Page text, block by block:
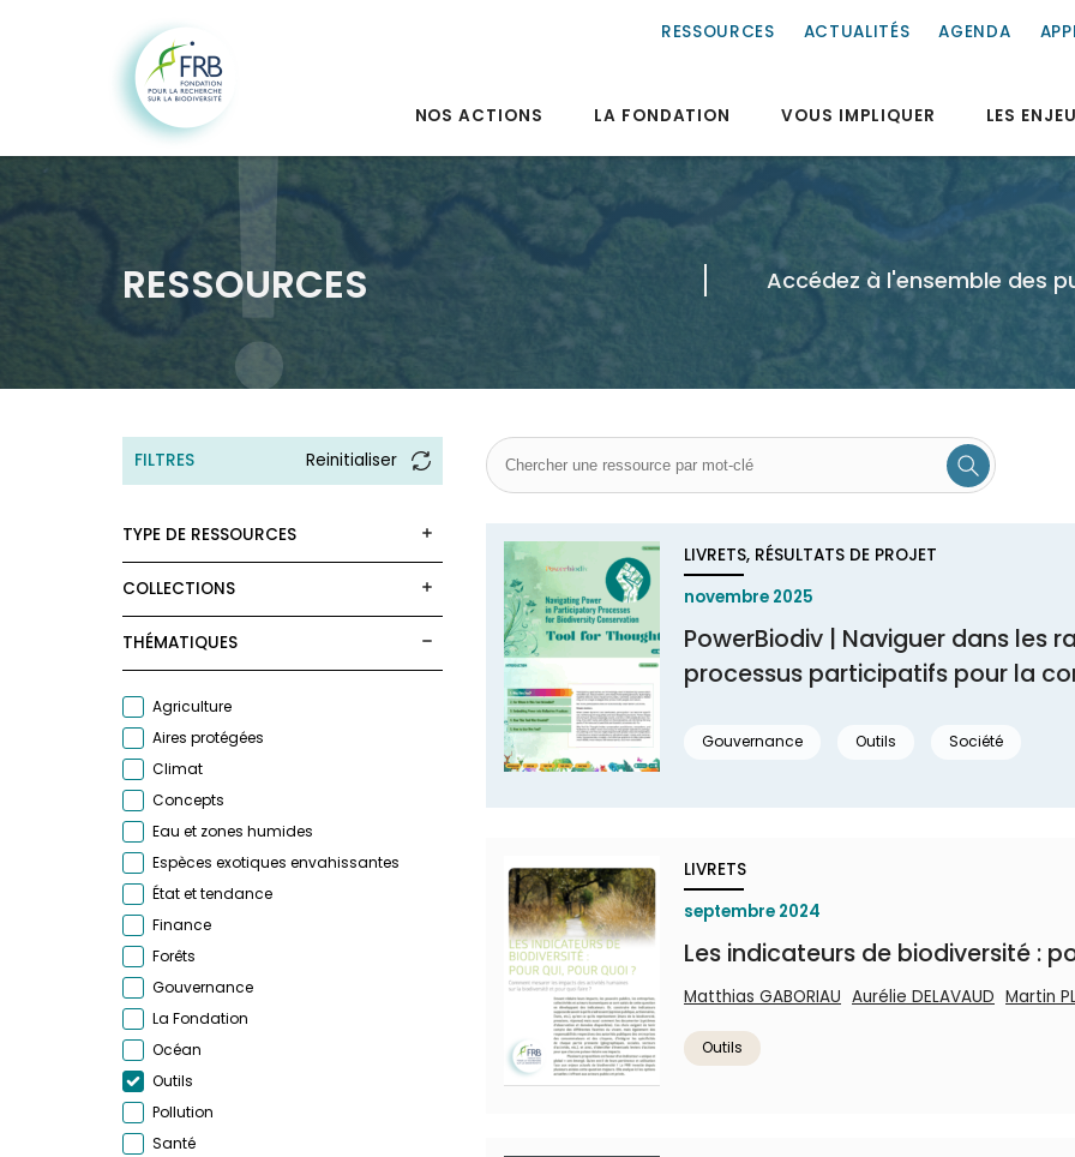
RESSOURCES ACTUALITÉS AGENDA
NOS ACTIONS LA FONDATION VOUS IMPLIQUER LES
RESSOURCES Accédez à l'ensemble des
FILTRES Reinitialiser
TYPE DE RESSOURCES
COLLECTIONS
THÉMATIQUES
Agriculture
Aires protégées
Climat
Concepts
Eau et zones humides
Espèces exotiques envahissantes
État et tendance
Finance
Forêts
Gouvernance
La Fondation
Océan
Outils
Pollution
Santé
LIVRETS, RÉSULTATS DE PROJET
novembre 2025
PowerBiodiv | Naviguer dans les
processus participatifs pour la
Gouvernance Outils Société
LIVRETS
septembre 2024
Les indicateurs de biodiversité :
Matthias GABORIAU Aurélie DELAVAUD Martin
Outils